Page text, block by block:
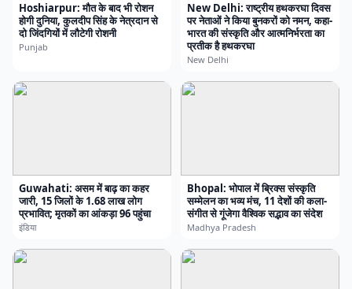
Hoshiarpur: मौत के बाद भी रोशन
होगी दुनिया, कुलदीप सिंह के नेत्रदान से
दो जिंदगियों में लौटेगी रोशनी
Punjab
New Delhi: राष्ट्रीय हथकरघा दिवस
पर नेताओं ने किया बुनकरों को नमन, कहा-
भारत की संस्कृति और आत्मनिर्भरता का
प्रतीक है हथकरघा
New Delhi
Guwahati: असम में बाढ़ का कहर
जारी, 15 जिलों के 1.68 लाख लोग
प्रभावित; मृतकों का आंकड़ा 96 पहुंचा
इंडिया
Bhopal: भोपाल में ब्रिक्स संस्कृति
सम्मेलन का भव्य मंच, 11 देशों की कला-
संगीत से गूंजेगा वैश्विक सद्भाव का संदेश
Madhya Pradesh